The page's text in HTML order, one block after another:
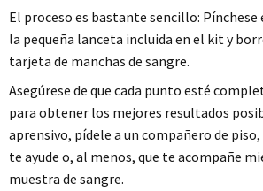
El proceso es bastante sencillo: Pínchese
la pequeña lanceta incluida en el kit y
tarjeta de manchas de sangre.
Asegúrese de que cada punto esté
para obtener los mejores resultados
aprensivo, pídele a un compañero de
te ayude o, al menos, que te acompañe
muestra de sangre.